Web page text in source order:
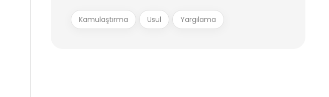
Kamulaştırma Usul Yargılama